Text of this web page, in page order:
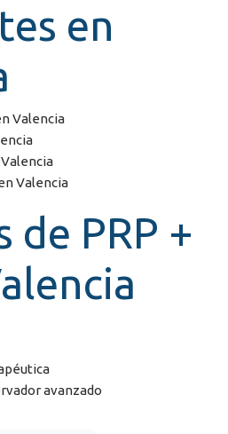
en
Valencia
Valencia
de PRP +
avanzado